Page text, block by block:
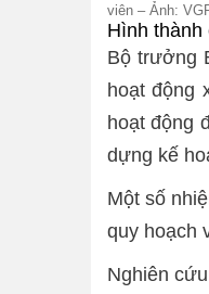
viên – Ảnh:
Hình thành
Bộ trưởng
hoạt động
hoạt động
dựng kế
Một số
quy hoạch
Nghiên